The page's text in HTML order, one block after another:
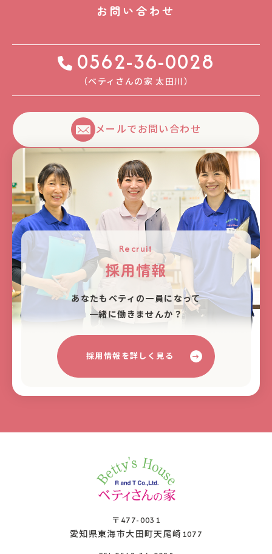
お問い合わせ
0562-36-0028
（ベティさんの家 太⽥川）
メールでお問い合わせ
Recruit
採用情報
あなたもベティの⼀員になって
⼀緒に働きませんか？
採用情報を詳しく見る
〒477-0031
愛知県東海市大田町天尾崎1077